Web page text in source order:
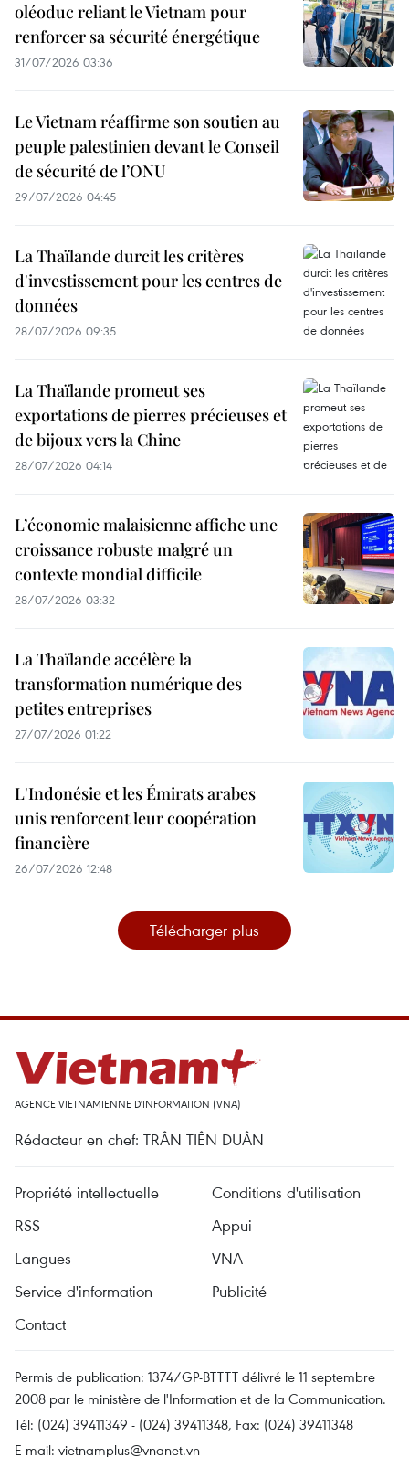
oléoduc reliant le Vietnam pour
renforcer sa sécurité énergétique
31/07/2026 03:36
Le Vietnam réaffirme son soutien au
peuple palestinien devant le Conseil
de sécurité de l’ONU
29/07/2026 04:45
La Thaïlande durcit les critères
d'investissement pour les centres de
données
28/07/2026 09:35
La Thaïlande promeut ses
exportations de pierres précieuses et
de bijoux vers la Chine
28/07/2026 04:14
L’économie malaisienne affiche une
croissance robuste malgré un
contexte mondial difficile
28/07/2026 03:32
La Thaïlande accélère la
transformation numérique des
petites entreprises
27/07/2026 01:22
L'Indonésie et les Émirats arabes
unis renforcent leur coopération
financière
26/07/2026 12:48
Télécharger plus
AGENCE VIETNAMIENNE D'INFORMATION (VNA)
Rédacteur en chef: TRÂN TIÊN DUÂN
Propriété intellectuelle
Conditions d'utilisation
RSS
Appui
Langues
VNA
Service d'information
Publicité
Contact
Permis de publication: 1374/GP-BTTTT délivré le 11 septembre
2008 par le ministère de l'Information et de la Communication.
Tél: (024) 39411349 - (024) 39411348, Fax: (024) 39411348
E-mail: vietnamplus@vnanet.vn